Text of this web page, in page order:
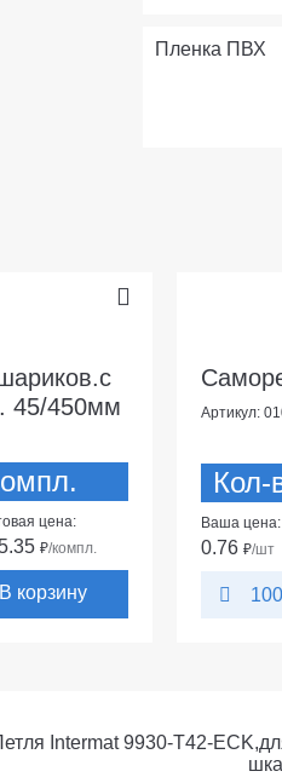
Пленка ПВХ
45/450мм
цена:
₽/компл.
В корзину
Артикул:
Кол-
Ваша цена:
0.76 ₽/шт
100
Intermat 9930-T42-